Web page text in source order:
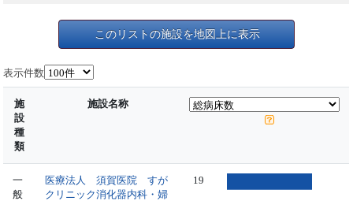
このリストの施設を地図上に表示
表示件数
施
設
種
類
施設名称
一
般
医療法人 須賀医院 すが
クリニック消化器内科・婦
19